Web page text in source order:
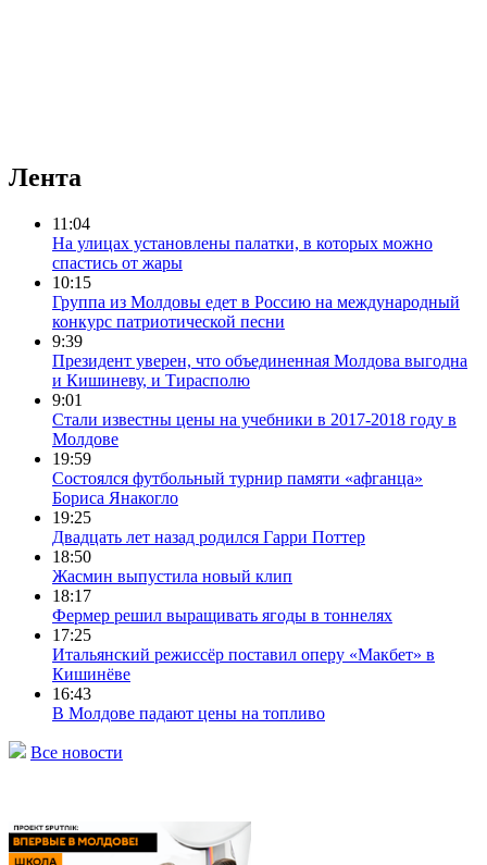
Лента
11:04
На улицах установлены палатки, в которых можно
спастись от жары
10:15
Группа из Молдовы едет в Россию на международный
конкурс патриотической песни
9:39
Президент уверен, что объединенная Молдова выгодна
и Кишиневу, и Тирасполю
9:01
Стали известны цены на учебники в 2017-2018 году в
Молдове
19:59
Состоялся футбольный турнир памяти «афганца»
Бориса Янакогло
19:25
Двадцать лет назад родился Гарри Поттер
18:50
Жасмин выпустила новый клип
18:17
Фермер решил выращивать ягоды в тоннелях
17:25
Итальянский режиссёр поставил оперу «Макбет» в
Кишинёве
16:43
В Молдове падают цены на топливо
Все новости